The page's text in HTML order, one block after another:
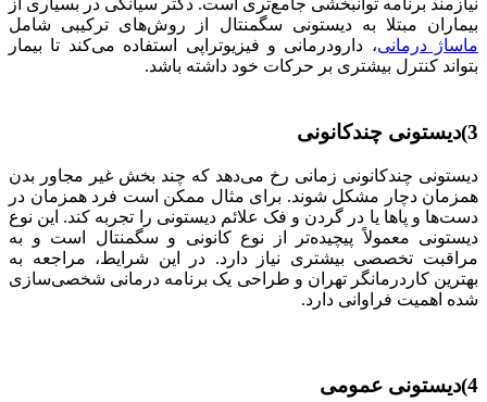
نیازمند برنامه توانبخشی جامع‌تری است. دکتر سیانکی در بسیاری از
بیماران مبتلا به دیستونی سگمنتال از روش‌های ترکیبی شامل
ماساژ درمانی، دارودرمانی و فیزیوتراپی استفاده می‌کند تا بیمار
بتواند کنترل بیشتری بر حرکات خود داشته باشد.
3)دیستونی چندکانونی
دیستونی چندکانونی زمانی رخ می‌دهد که چند بخش غیر مجاور بدن
همزمان دچار مشکل شوند. برای مثال ممکن است فرد همزمان در
دست‌ها و پاها یا در گردن و فک علائم دیستونی را تجربه کند. این نوع
دیستونی معمولاً پیچیده‌تر از نوع کانونی و سگمنتال است و به
مراقبت تخصصی بیشتری نیاز دارد. در این شرایط، مراجعه به
بهترین کاردرمانگر تهران و طراحی یک برنامه درمانی شخصی‌سازی
شده اهمیت فراوانی دارد.
4)دیستونی عمومی